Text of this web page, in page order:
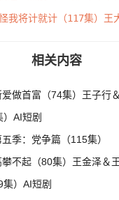
相关内容
做首富（74集）王子行
AI短剧
季：党争篇（115集）
不起（80集）王金泽＆
）AI短剧